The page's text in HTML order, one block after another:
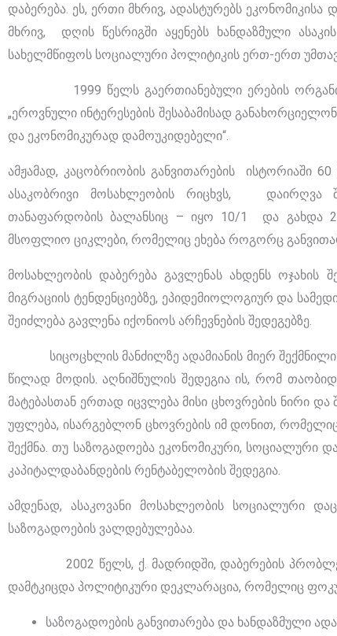
დაბერება. ეს, ერთი მხრივ, ადასტურებს ეკონომიკისა
მხრივ, დღის წესრიგში აყენებს ხანდაზმული
სახელმწიფოს სოციალური პოლიტიკის ერთ-ერთ
1999 წელს გაერთიანებული ერების
„ეროვნული ინტერესების შესაბამისად
და ეკონომიკურად დამოუკიდებელი“.
ამჟამად, კაცობრიობის განვითარების ისტორიაში
ასაკობრივი მოსახლეობის რიცხვს, დაირღვა
თანაფარდობის ბალანსიც – იყო 10/1 და გახდა
მსოფლიო ციკლები, რომელიც ეხება როგორც
მოსახლეობის დაბერება გავლენას ახდენს ოჯახის
მიგრაციის ტენდენციებზე, ეპიდემიოლოგიურ და
შეიძლება გავლენა იქონიოს არჩევნების შედეგებზე.
სიცოცხლის მანძილზე ადამიანის მიერ შექმნილი
წილად მოდის. აღნიშნულის შედეგია ის, რომ
მატებასთან ერთად იცვლება მისი ცხოვრების ნირი
უფლება, ისარგებლონ ცხოვრების იმ დონით,
შექმნა. თუ საზოგადოება ეკონომიკური, სოციალური
კაპიტალდაბანდების რენტაბელობის შედეგია.
ამდენად, ასაკოვანი მოსახლეობის სოციალური
საზოგადოების ვალდებულებაა.
2002 წელს, ქ. მადრიდში, დაბერების
დამტკიცდა პოლიტიკური დეკლარაცია, რომელიც
საზოგადოების განვითარება და ხანდაზმული